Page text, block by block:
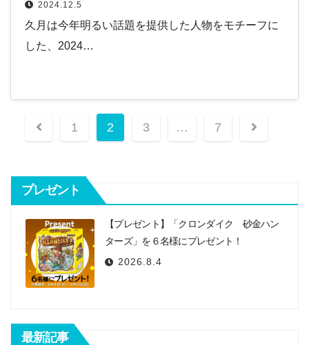
2024.12.5
久月は今年明るい話題を提供した人物をモチーフに
した、2024…
投
稿
ナ
ビ
ゲ
ー
シ
ョ
ン
1 2 3 … 7
プレゼント
【プレゼント】「クロンダイク 砂金ハン
ターズ」を６名様にプレゼント！
2026.8.4
最新記事